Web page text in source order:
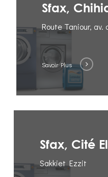
Sfax,
Route Taniour, av.
Savoir Plus
Sfax, Cité
Sakkiet Ezzit